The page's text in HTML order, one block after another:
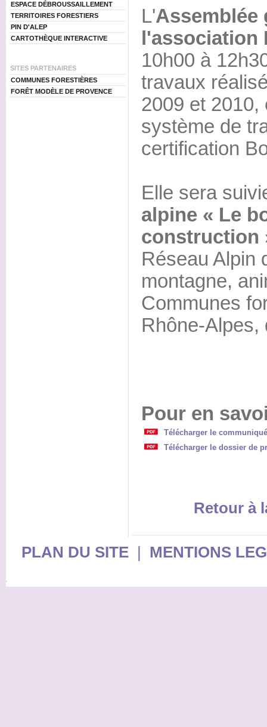
ESPACE DÉBROUSSAILLEMENT
TERRITOIRES FORESTIERS
PIN D'ALEP
CARTOTHÈQUE INTERACTIVE
SITES PARTENAIRES
COMMUNES FORESTIÈRES
FORÊT MODÈLE DE PROVENCE
L'Assemblée
l'association
10h00 à
travaux
2009 et 2010,
système de
certification
Elle sera
alpine « Le
construction
Réseau Alpin
montagne,
Communes
Rhône-Alpes,
Pour en
Télécharger le
Télécharger le dossier de
Retour à
PLAN DU SITE| MENTIONS